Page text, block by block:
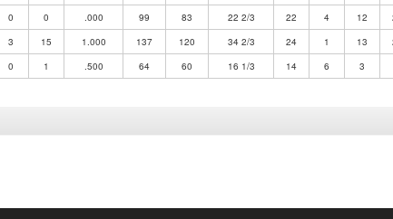
0 0 .000 99 83 22 2/3 22 4 12
3 15 1.000 137 120 34 2/3 24 1 13
0 1 .500 64 60 16 1/3 14 6 3